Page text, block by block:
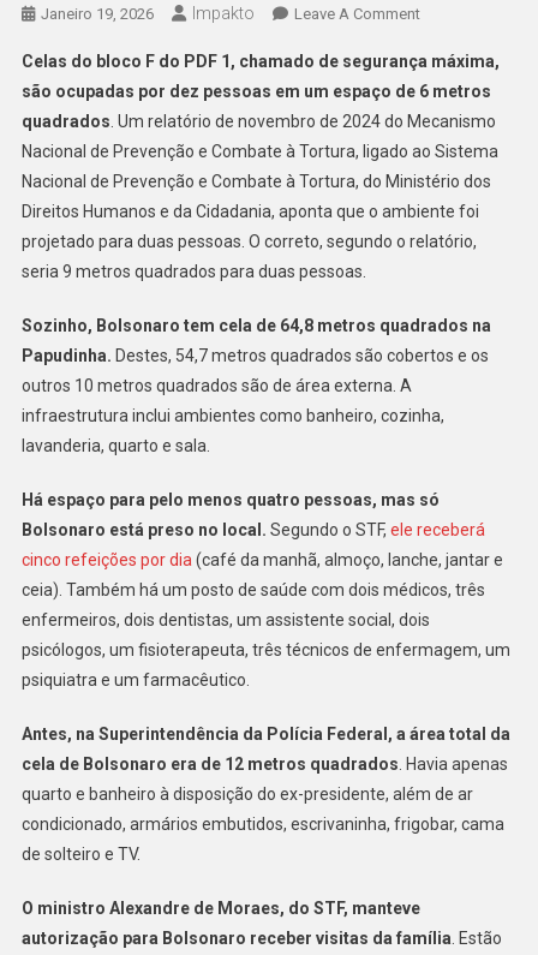
Janeiro 19, 2026 Impakto Leave A CommentOn
Máxima
Da
Papuda
Têm
10
Presos
Em
Sozinho
Celas do bloco F do PDF 1, chamado de segurança máxima,
são ocupadas por dez pessoas em um espaço de 6 metros
quadrados. Um relatório de novembro de 2024 do Mecanismo
Nacional de Prevenção e Combate à Tortura, ligado ao Sistema
Nacional de Prevenção e Combate à Tortura, do Ministério dos
Direitos Humanos e da Cidadania, aponta que o ambiente foi
projetado para duas pessoas. O correto, segundo o relatório,
seria 9 metros quadrados para duas pessoas.
Sozinho, Bolsonaro tem cela de 64,8 metros quadrados na
Papudinha. Destes, 54,7 metros quadrados são cobertos e os
outros 10 metros quadrados são de área externa. A
infraestrutura inclui ambientes como banheiro, cozinha,
lavanderia, quarto e sala.
Há espaço para pelo menos quatro pessoas, mas só
Bolsonaro está preso no local. Segundo o STF, ele receberá
cinco refeições por dia(café da manhã, almoço, lanche, jantar e
ceia). Também há um posto de saúde com dois médicos, três
enfermeiros, dois dentistas, um assistente social, dois
psicólogos, um fisioterapeuta, três técnicos de enfermagem, um
psiquiatra e um farmacêutico.
Antes, na Superintendência da Polícia Federal, a área total da
cela de Bolsonaro era de 12 metros quadrados. Havia apenas
quarto e banheiro à disposição do ex-presidente, além de ar
condicionado, armários embutidos, escrivaninha, frigobar, cama
de solteiro e TV.
O ministro Alexandre de Moraes, do STF, manteve
autorização para Bolsonaro receber visitas da família. Estão